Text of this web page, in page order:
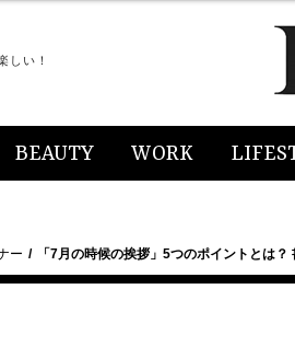
しい！
BEAUTY WORK
ー 「7月の時候の挨拶」5つのポイントとは